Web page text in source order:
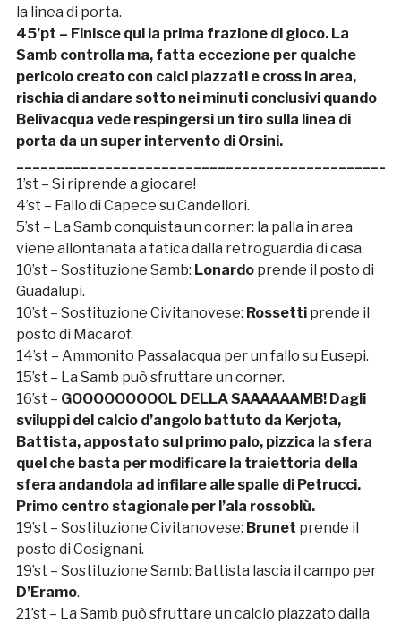
la linea di porta.
45’pt – Finisce qui la prima frazione di gioco. La
Samb controlla ma, fatta eccezione per qualche
pericolo creato con calci piazzati e cross in area,
rischia di andare sotto nei minuti conclusivi quando
Belivacqua vede respingersi un tiro sulla linea di
porta da un super intervento di Orsini.
1’st – Si riprende a giocare!
4’st – Fallo di Capece su Candellori.
5’st – La Samb conquista un corner: la palla in area
viene allontanata a fatica dalla retroguardia di casa.
10’st – Sostituzione Samb: Lonardoprende il posto di
Guadalupi.
10’st – Sostituzione Civitanovese: Rossettiprende il
posto di Macarof.
14’st – Ammonito Passalacqua per un fallo su Eusepi.
15’st – La Samb può sfruttare un corner.
16’st – GOOOOOOOOOL DELLA SAAAAAAMB! Dagli
sviluppi del calcio d’angolo battuto da Kerjota,
Battista, appostato sul primo palo, pizzica la sfera
quel che basta per modificare la traiettoria della
sfera andandola ad infilare alle spalle di Petrucci.
Primo centro stagionale per l’ala rossoblù.
19’st – Sostituzione Civitanovese: Brunet prende il
posto di Cosignani.
19’st – Sostituzione Samb: Battista lascia il campo per
D’Eramo.
21’st – La Samb può sfruttare un calcio piazzato dalla